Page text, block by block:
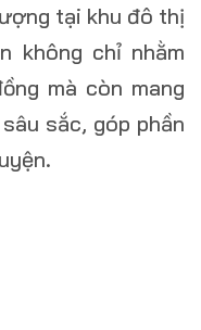
tại khu đô thị
không chỉ nhằm
mà còn mang
sắc, góp phần